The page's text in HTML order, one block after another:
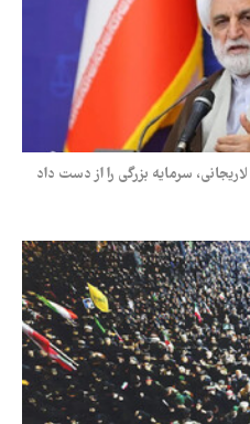
سرمایه بزرگی را از دست داد